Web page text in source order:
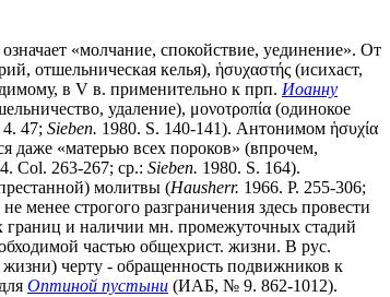
«молчание, спокойствие, уединение». От
отшельническая келья), ἡσυχαστής (исихаст,
в V в. применительно к прп. Иоанну
удаление), μονοτροπία (одинокое
47; Sieben. 1980. S. 140-141). Антонимом ἡσυχία
даже «матерью всех пороков» (впрочем,
Col. 263-267; ср.: Sieben. 1980. S. 164).
молитвы (Hausherr. 1966. P. 255-306;
строгого разграничения здесь провести
границ и наличии мн. промежуточных стадий
частью общехрист. жизни. В рус.
черту - обращенность подвижников к
Оптиной пустыни (ИАБ, № 9. 862-1012).